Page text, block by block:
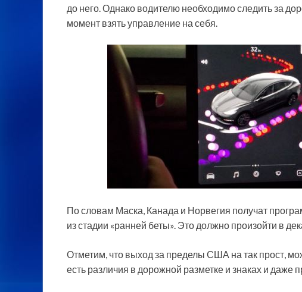
до него. Однако водителю необходимо следить за
момент взять управление на себя.
По словам Маска, Канада и Норвегия получат
из стадии «ранней беты». Это должно произойти в
Отметим, что выход за пределы США на так прост,
есть различия в дорожной разметке и знаках и даже